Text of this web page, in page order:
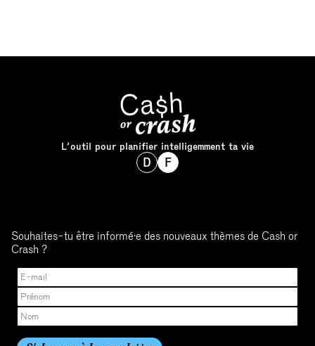
L’outil pour planifier intelligemment ta vie
D F
Souhaites-tu être informé·e des nouveaux thèmes de Cash or
Crash ?